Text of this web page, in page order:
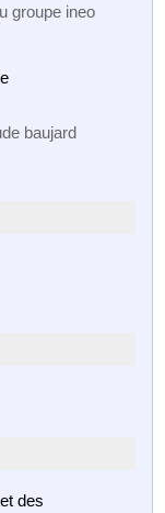
groupe ineo
baujard
des